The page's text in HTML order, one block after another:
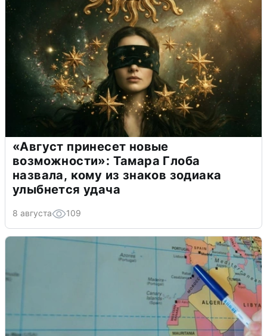
«Август принесет новые
возможности»: Тамара Глоба
назвала, кому из знаков зодиака
улыбнется удача
8 августа 109